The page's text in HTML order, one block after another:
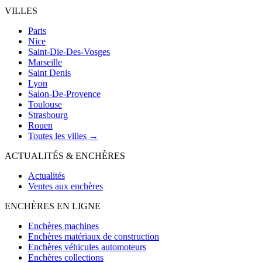
VILLES
Paris
Nice
Saint-Die-Des-Vosges
Marseille
Saint Denis
Lyon
Salon-De-Provence
Toulouse
Strasbourg
Rouen
Toutes les villes →
ACTUALITÉS & ENCHÈRES
Actualités
Ventes aux enchères
ENCHÈRES EN LIGNE
Enchères machines
Enchères matériaux de construction
Enchères véhicules automoteurs
Enchères collections